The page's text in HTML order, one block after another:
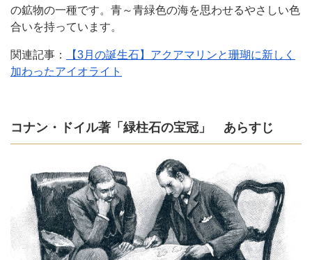
の鉱物の一種です。青～青緑色の海を思わせるやさしい色
合いを持っています。
関連記事：
【3月の誕生石】アクアマリンと珊瑚に新しく
加わったアイオライト
コナン・ドイル著「緑柱石の宝冠」 あらすじ